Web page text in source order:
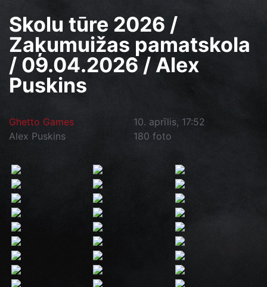
Skolu tūre 2026 /
Zaķumuižas pamatskola
/ 09.04.2026 / Alex
Puskins
Ghetto Games
10. aprīlis, 17:52
Alex Puskins
180 foto